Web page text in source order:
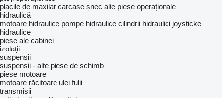
placile de maxilar carcase șnec alte piese operaționale
hidraulică
motoare hidraulice pompe hidraulice cilindrii hidraulici joysticke
hidraulice
piese ale cabinei
izolaţii
suspensii
suspensii - alte piese de schimb
piese motoare
motoare răcitoare ulei fulii
transmisii